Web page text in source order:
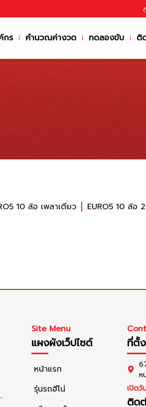
กร คำนวณค่างวด ทดลองขับ ติ
10 ล้อ เพลาเดียว EURO5 10 ล้อ
Site Menu
แผงผังเว็ปไซต์
หน้าแรก
รุ่นรถฮีโน่
ที่ตั้
ห
เปิดวั
ติด